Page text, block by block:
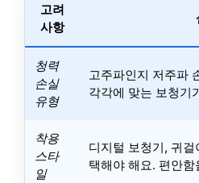
고려
사항
청력
손실
유형
고주파인지 저주파
각각에 맞는 보청기
착용
스타
일
디지털 보청기, 귀
택해야 해요. 편안